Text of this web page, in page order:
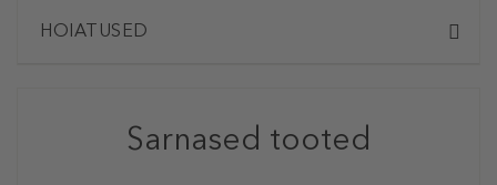
HOIATUSED
Sarnased tooted